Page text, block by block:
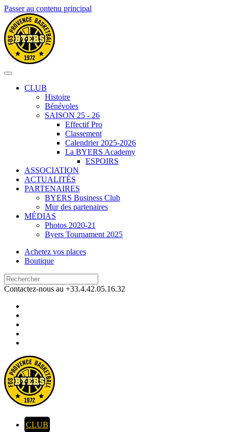
Passer au contenu principal
CLUB
Histoire
Bénévoles
SAISON 25 - 26
Effectif Pro
Classement
Calendrier 2025-2026
La BYERS Academy
ESPOIRS
ASSOCIATION
ACTUALITÉS
PARTENAIRES
BYERS Business Club
Mur des partenaires
MÉDIAS
Photos 2020-21
Byers Tournament 2025
Achetez vos places
Boutique
Contactez-nous au +33.4.42.05.16.32
CLUB